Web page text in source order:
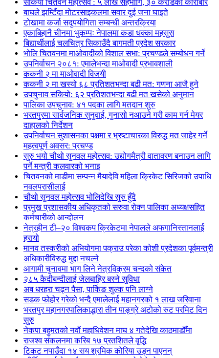
सकियो चितवन महोत्सव : ५ लाख सहभागि, ३० करोडको कारोबार
बाघले झम्टिँदा मोटरसाइकलमा सवार दुई जना घाइते
टोखामा कर्जा सदुपयोगिता सम्बन्धी अन्तरक्रिया
एकाबिहानै चीनमा भुकम्पः नेपालमा कडा धक्का महसुस
बिद्यार्थीलाई चलचित्र सिकाउँदै बागमती प्रदेश सरकार
भोलि चितवनमा माओवादीको विशाल सभा: प्रचण्डले सम्बोधन गर्ने
उपनिर्वाचन २०८१: एमालेभन्दा माओवादी प्रभावशाली
ककनी २ मा माओवादी विजयी
ककनी २ मा खस्यो ६८ प्रतिशतभन्दा बढी मत: गणना आजै हुने
उपचुनाव सकियो: ६२ प्रतिशतभन्दा बढी मत खसेको अनुमान
पालिका उपचुनाव: ४१ पदका लागि मतदान शुरु
भरतपुुरमा सार्वजनिक सुनुवाई, गुनासो नआउने गरी काम गर्न मेयर
दाहालको निर्देशन
उपनिर्वाचन सुशासनका पक्षमा र भ्रष्टाचारका विरुद्ध मत जाहेर गर्ने
महत्वपूर्ण अवसर: प्रचण्ड
सुरु भयो चौथो सुनवल महोत्सव: उद्योगमैत्री वातावरण बनाउन लागि
पर्ने मन्त्री कलवारको भनाइ
चितवनको माडीमा सम्पन्न मैयादेवि महिला क्रिकेट सिरिजको उपाधि
नवलपरासीलाई
चौथो सुनवल महोत्सव भोलिदेखि सुरु हुँदै
प्रमुख प्रशासकीय अधिकृतको सरुवा रोक्न पालिका अध्यक्षसहित
कर्मचारीको आन्दोलन
नेत्रहीन टी–२० विश्वकप क्रिकेटमा नेपालले अफगानिस्तानलाई
हरायो
मानव तस्करीको अभियोगमा पक्राउ परेका कोशी प्रदेशका पूर्वमन्त्री
अधिकारीविरुद्ध मुद्दा नचल्ने
आगामी चुनावमा भाग लिने नेत्रविक्रम चन्दको संकेत
२८५ कैदीबन्दीलाई जेलबाहिर बस्ने सुविधा
अब धरहरा चढ्न पैसा, पार्किङ शुल्क पनि लाग्ने
सडक फोहोर गरेको भन्दै एमालेलाई महानगरको १ लाख जरिवाना
भरतपुर महानगरपालिकाद्धारा तीन पाङ्ग्रे अटोको रुट परमिट दिन
सुरु
नेकपा बहुमतको नवौं महाधिवेशन माघ ४ गतेदेखि काठमाडौँमा
राजश्व संकलनमा करिब १७ प्रतशितले वृद्धि
टिकट नपाउँदा १४ सय श्रमिक कोरिया उड्न पाएनन्